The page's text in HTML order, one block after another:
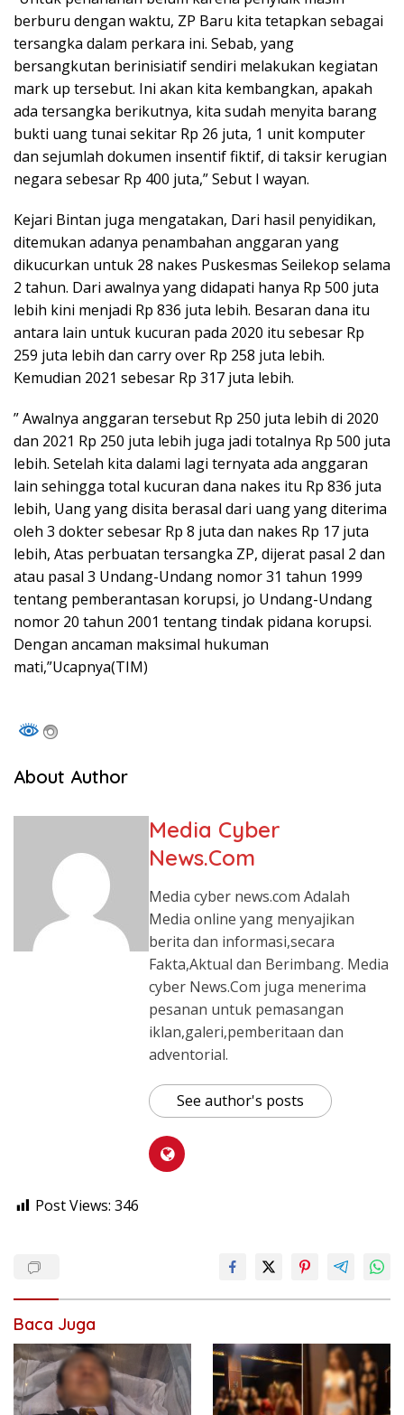
berburu dengan waktu, ZP Baru kita tetapkan sebagai
tersangka dalam perkara ini. Sebab, yang
bersangkutan berinisiatif sendiri melakukan kegiatan
mark up tersebut. Ini akan kita kembangkan, apakah
ada tersangka berikutnya, kita sudah menyita barang
bukti uang tunai sekitar Rp 26 juta, 1 unit komputer
dan sejumlah dokumen insentif fiktif, di taksir kerugian
negara sebesar Rp 400 juta,” Sebut I wayan.
Kejari Bintan juga mengatakan, Dari hasil penyidikan,
ditemukan adanya penambahan anggaran yang
dikucurkan untuk 28 nakes Puskesmas Seilekop selama
2 tahun. Dari awalnya yang didapati hanya Rp 500 juta
lebih kini menjadi Rp 836 juta lebih. Besaran dana itu
antara lain untuk kucuran pada 2020 itu sebesar Rp
259 juta lebih dan carry over Rp 258 juta lebih.
Kemudian 2021 sebesar Rp 317 juta lebih.
” Awalnya anggaran tersebut Rp 250 juta lebih di 2020
dan 2021 Rp 250 juta lebih juga jadi totalnya Rp 500 juta
lebih. Setelah kita dalami lagi ternyata ada anggaran
lain sehingga total kucuran dana nakes itu Rp 836 juta
lebih, Uang yang disita berasal dari uang yang diterima
oleh 3 dokter sebesar Rp 8 juta dan nakes Rp 17 juta
lebih, Atas perbuatan tersangka ZP, dijerat pasal 2 dan
atau pasal 3 Undang-Undang nomor 31 tahun 1999
tentang pemberantasan korupsi, jo Undang-Undang
nomor 20 tahun 2001 tentang tindak pidana korupsi.
Dengan ancaman maksimal hukuman
mati,”Ucapnya(TIM)
About Author
Media Cyber
News.Com
Media cyber news.com Adalah
Media online yang menyajikan
berita dan informasi,secara
Fakta,Aktual dan Berimbang. Media
cyber News.Com juga menerima
pesanan untuk pemasangan
iklan,galeri,pemberitaan dan
adventorial.
See author's posts
Post Views: 346
Baca Juga